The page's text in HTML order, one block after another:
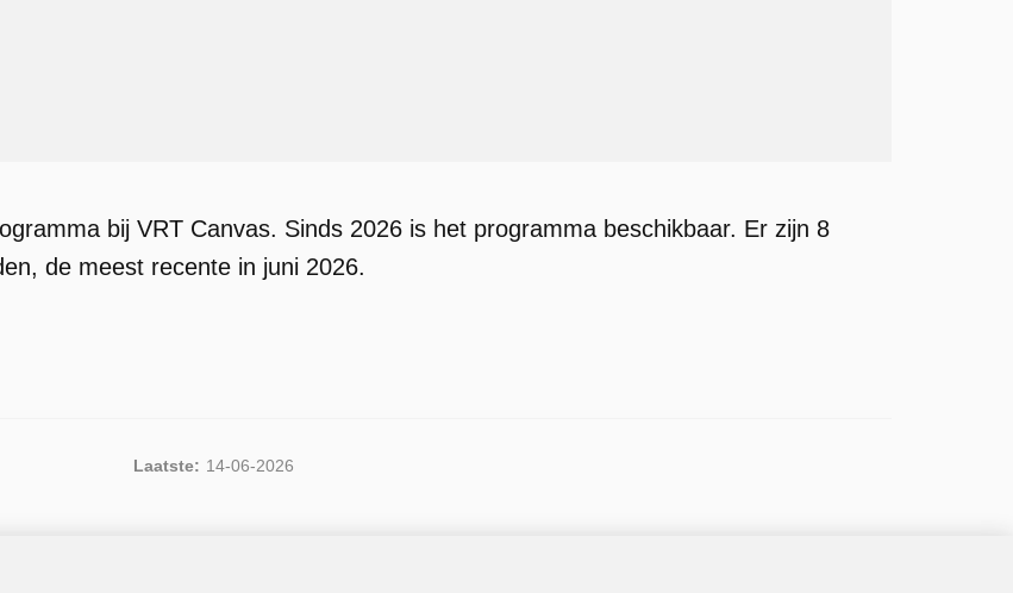
bij VRT Canvas. Sinds 2026 is het programma beschikbaar. Er zijn 8
de meest recente in juni 2026.
Laatste: 14-06-2026